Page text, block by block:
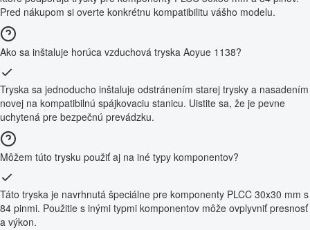
Pred nákupom si overte konkrétnu kompatibilitu vášho modelu.
Ako sa inštaluje horúca vzduchová tryska Aoyue 1138?
Tryska sa jednoducho inštaluje odstránením starej trysky a nasadením
novej na kompatibilnú spájkovaciu stanicu. Uistite sa, že je pevne
uchytená pre bezpečnú prevádzku.
Môžem túto trysku použiť aj na iné typy komponentov?
Táto tryska je navrhnutá špeciálne pre komponenty PLCC 30x30 mm s
84 pinmi. Použitie s inými typmi komponentov môže ovplyvniť presnosť
a výkon.